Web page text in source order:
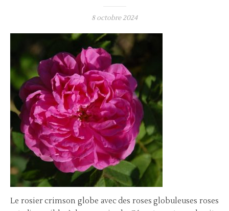
8 octobre 2024
Le rosier crimson globe avec des roses globuleuses roses